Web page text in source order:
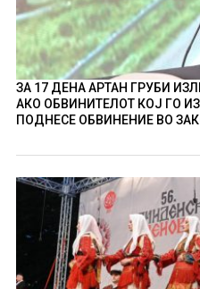
ЗА 17 ДЕНА АРТАН ГРУБИ
АКО ОБВИНИТЕЛОТ КОЈ ГО
ПОДНЕСЕ ОБВИНЕНИЕ ВО